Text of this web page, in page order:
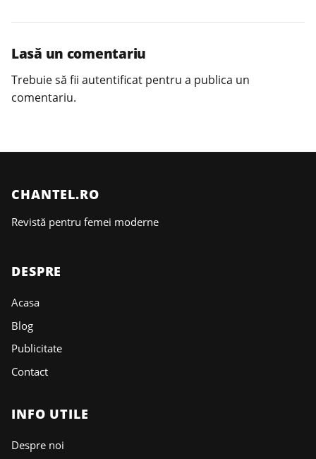
Lasă un comentariu
Trebuie să fii autentificat pentru a publica un
comentariu.
CHANTEL.RO
Revistă pentru femei moderne
DESPRE
Acasa
Blog
Publicitate
Contact
INFO UTILE
Despre noi